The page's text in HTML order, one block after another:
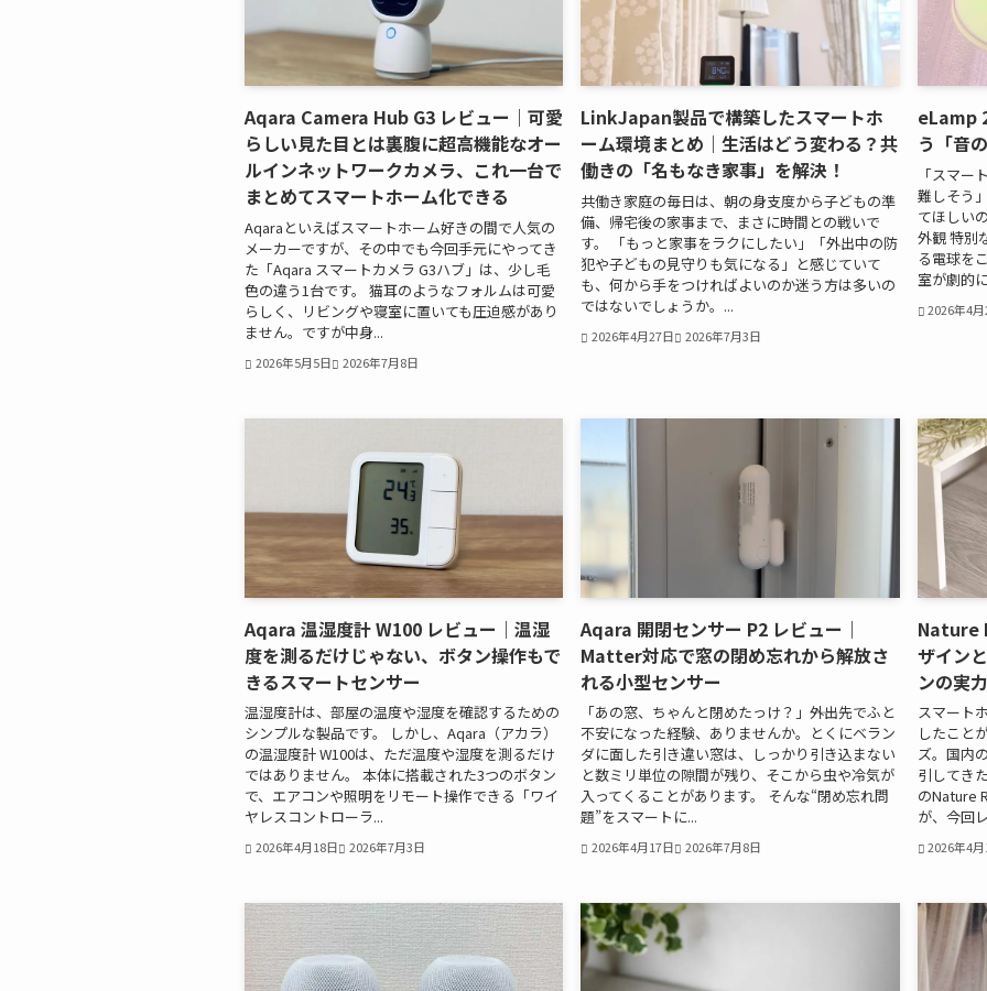
Aqara Camera Hub G3 レビュー｜可愛
らしい見た目とは裏腹に超高機能なオー
ルインネットワークカメラ、これ一台で
まとめてスマートホーム化できる
Aqaraといえばスマートホーム好きの間で人気の
メーカーですが、その中でも今回手元にやってき
た「Aqara スマートカメラ G3ハブ」は、少し毛
色の違う1台です。 猫耳のようなフォルムは可愛
らしく、リビングや寝室に置いても圧迫感があり
ません。ですが中身...
2026年5月5日 2026年7月8日
LinkJapan製品で構築したスマートホ
ーム環境まとめ｜生活はどう変わる？共
働きの「名もなき家事」を解決！
共働き家庭の毎日は、朝の身支度から子どもの準
備、帰宅後の家事まで、まさに時間との戦いで
す。 「もっと家事をラクにしたい」「外出中の防
犯や子どもの見守りも気になる」と感じていて
も、何から手をつければよいのか迷う方は多いの
ではないでしょうか。...
2026年4月27日 2026年7月3日
eLamp
う「音
「スマー
難しそう
てほしい
外観 特別
る電球を
室が劇的
2026年4
Aqara 温湿度計 W100 レビュー｜温湿
度を測るだけじゃない、ボタン操作もで
きるスマートセンサー
温湿度計は、部屋の温度や湿度を確認するための
シンプルな製品です。 しかし、Aqara（アカラ）
の温湿度計 W100は、ただ温度や湿度を測るだけ
ではありません。 本体に搭載された3つのボタン
で、エアコンや照明をリモート操作できる「ワイ
ヤレスコントローラ...
2026年4月18日 2026年7月3日
Aqara 開閉センサー P2 レビュー｜
Matter対応で窓の閉め忘れから解放さ
れる小型センサー
「あの窓、ちゃんと閉めたっけ？」――外出先でふと
不安になった経験、ありませんか。とくにベラン
ダに面した引き違い窓は、しっかり引き込まない
と数ミリ単位の隙間が残り、そこから虫や冷気が
入ってくることがあります。 そんな“閉め忘れ問
題”をスマートに...
2026年4月17日 2026年7月8日
Nature
ザイン
ンの実力
スマート
したこと
ズ。国内
引してき
のNature
が、今回
2026年4